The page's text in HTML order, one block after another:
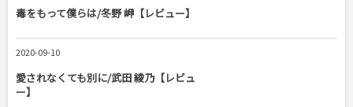
毒をもって僕らは/冬野 岬【レビュー】
2020-09-10
愛されなくても別に/武田 綾乃【レビュ
ー】